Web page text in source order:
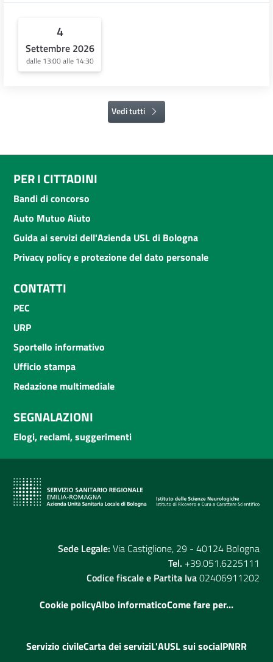
4
Settembre 2026
dalle 13:00 alle 14:30
Vedi tutti
PER I CITTADINI
Bandi di concorso
Auto Mutuo Aiuto
Guida ai servizi dell'Azienda USL di Bologna
Privacy policy e protezione del dato personale
CONTATTI
PEC
URP
Sportello informativo
Ufficio stampa
Redazione multimediale
SEGNALAZIONI
Elogi, reclami, suggerimenti
Sede Legale: Via Castiglione, 29 - 40124 Bologna
Tel. +39.051.6225111
Codice fiscale e Partita Iva02406911202
Cookie policyAlbo informaticoCome fare per...
Servizio civileCarta dei serviziL'AUSL sui socialPNRR